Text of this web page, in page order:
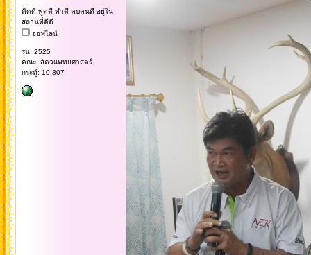
คิดดี พูดดี ทำดี คบคนดี อยู่ใน
สถานที่ดีดี
ออฟไลน์
รุ่น: 2525
คณะ: สัตวแพทยศาสตร์
กระทู้: 10,307